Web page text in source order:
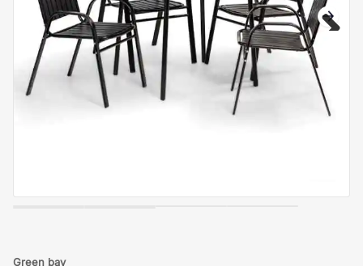
Green bay